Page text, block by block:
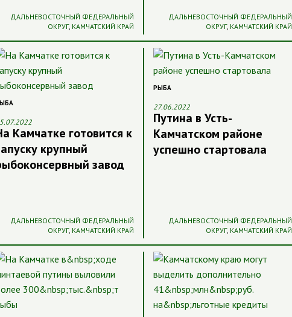
ДАЛЬНЕВОСТОЧНЫЙ ФЕДЕРАЛЬНЫЙ
ОКРУГ, КАМЧАТСКИЙ КРАЙ
ДАЛЬНЕВОСТОЧНЫЙ ФЕДЕРАЛЬНЫЙ
ОКРУГ, КАМЧАТСКИЙ КРАЙ
Камчатке готовится к
крупный
завод
ДАЛЬНЕВОСТОЧНЫЙ ФЕДЕРАЛЬНЫЙ
ОКРУГ, КАМЧАТСКИЙ КРАЙ
РЫБА
27.06.2022
Путина в Усть-
Камчатском районе
успешно стартовала
ДАЛЬНЕВОСТОЧНЫЙ ФЕДЕРАЛЬНЫЙ
ОКРУГ, КАМЧАТСКИЙ КРАЙ